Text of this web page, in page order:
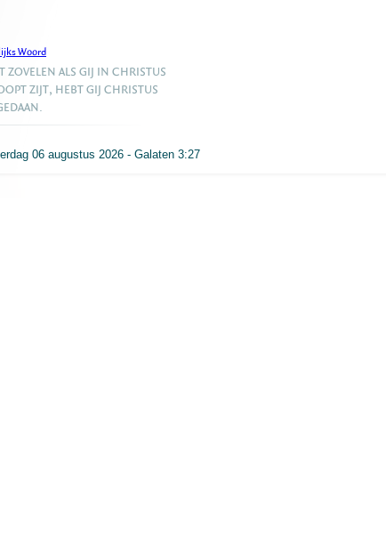
Woord
06 augustus 2026 - Galaten 3:27
ZOVELEN ALS GIJ IN CHRISTUS
ZIJT, HEBT GIJ CHRISTUS